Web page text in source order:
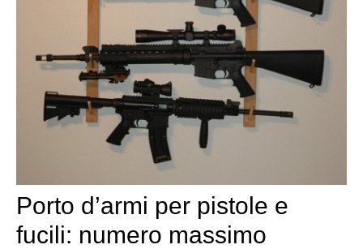
Porto d’armi per pistole e
fucili: numero massimo